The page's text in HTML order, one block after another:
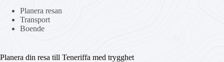
Planera resan
Transport
Boende
Planera din resa till Teneriffa med trygghet